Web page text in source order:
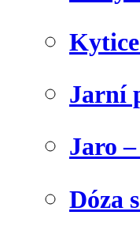
Jarní
Jaro
Dóza